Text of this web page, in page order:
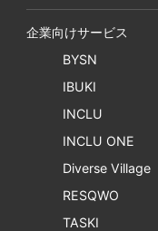
企業向けサービス
BYSN
IBUKI
INCLU
INCLU ONE
Diverse Village
RESQWO
TASKI